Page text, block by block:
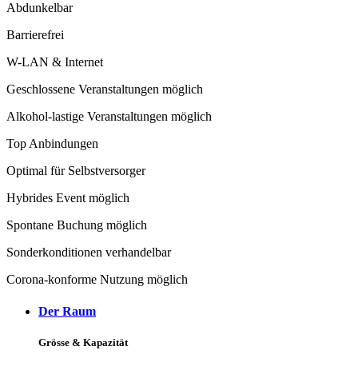
Abdunkelbar
Barrierefrei
W-LAN & Internet
Geschlossene Veranstaltungen möglich
Alkohol-lastige Veranstaltungen möglich
Top Anbindungen
Optimal für Selbstversorger
Hybrides Event möglich
Spontane Buchung möglich
Sonderkonditionen verhandelbar
Corona-konforme Nutzung möglich
Der Raum
Grösse & Kapazität